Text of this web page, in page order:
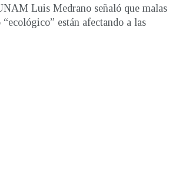
Luis Medrano señaló que malas
están afectando a las